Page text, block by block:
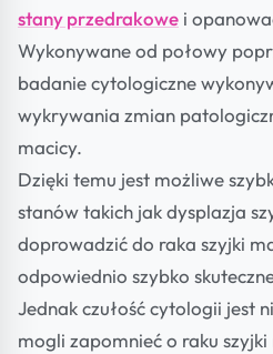
stany przedrakowe i
Wykonywane od połowy
badanie cytologiczne
wykrywania zmian
macicy.
Dzięki temu jest możliwe
stanów takich jak dysplazja
doprowadzić do raka szyjki
odpowiednio szybko
Jednak czułość cytologii jest
mogli zapomnieć o raku